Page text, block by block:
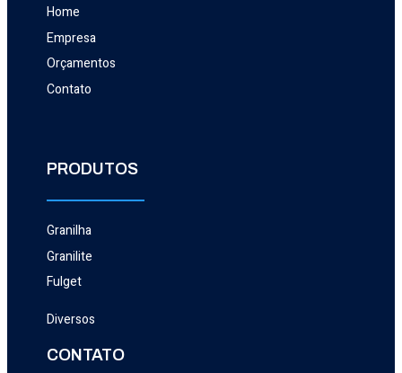
Home
Empresa
Orçamentos
Contato
PRODUTOS
Granilha
Granilite
Fulget
Diversos
CONTATO